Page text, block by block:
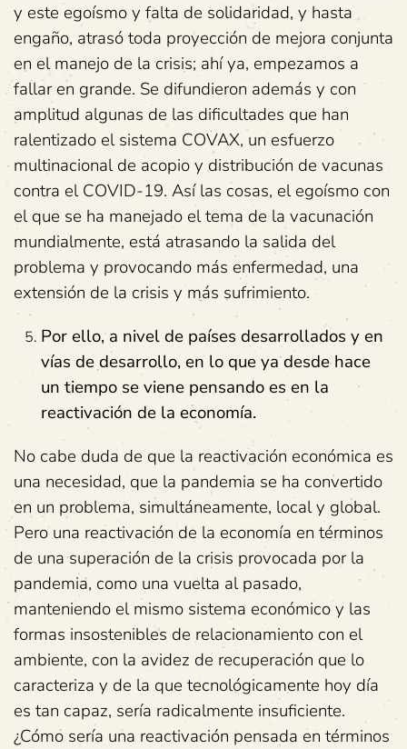
y este egoísmo y falta de solidaridad, y hasta
engaño, atrasó toda proyección de mejora conjunta
en el manejo de la crisis; ahí ya, empezamos a
fallar en grande. Se difundieron además y con
amplitud algunas de las dificultades que han
ralentizado el sistema COVAX, un esfuerzo
multinacional de acopio y distribución de vacunas
contra el COVID-19. Así las cosas, el egoísmo con
el que se ha manejado el tema de la vacunación
mundialmente, está atrasando la salida del
problema y provocando más enfermedad, una
extensión de la crisis y más sufrimiento.
Por ello, a nivel de países desarrollados y en
vías de desarrollo, en lo que ya desde hace
un tiempo se viene pensando es en la
reactivación de la economía.
No cabe duda de que la reactivación económica es
una necesidad, que la pandemia se ha convertido
en un problema, simultáneamente, local y global.
Pero una reactivación de la economía en términos
de una superación de la crisis provocada por la
pandemia, como una vuelta al pasado,
manteniendo el mismo sistema económico y las
formas insostenibles de relacionamiento con el
ambiente, con la avidez de recuperación que lo
caracteriza y de la que tecnológicamente hoy día
es tan capaz, sería radicalmente insuficiente.
¿Cómo sería una reactivación pensada en términos